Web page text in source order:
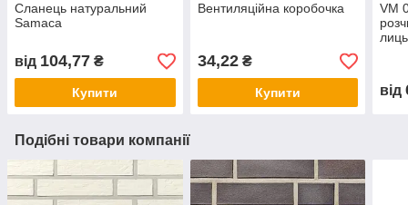
Сланець натуральний
Samaca
від 104,77 ₴
Купити
Вентиляційна коробочка
34,22₴
Купити
VM
від
Подібні товари компанії